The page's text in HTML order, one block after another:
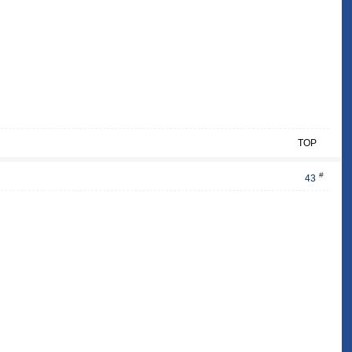
TOP
43 #